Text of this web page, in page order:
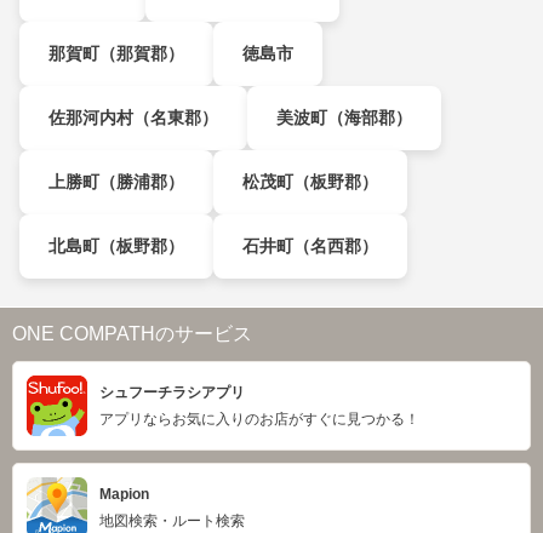
那賀町（那賀郡） 徳島市
佐那河内村（名東郡） 美波町（海部郡）
上勝町（勝浦郡） 松茂町（板野郡）
北島町（板野郡） 石井町（名西郡）
ONE COMPATHのサービス
シュフーチラシアプリ
アプリならお気に入りのお店がすぐに見つかる！
Mapion
地図検索・ルート検索